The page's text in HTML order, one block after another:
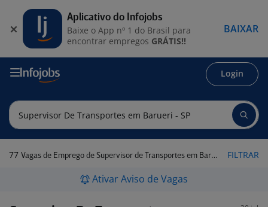
Login
77 Vagas de Emprego de Supervisor de Transportes em Barueri - SP FILTRAR
Ativar Aviso de Vagas
Aplicativo do Infojobs
Baixe o App nº 1 do Brasil para
encontrar empregos GRÁTIS!!
BAIXAR